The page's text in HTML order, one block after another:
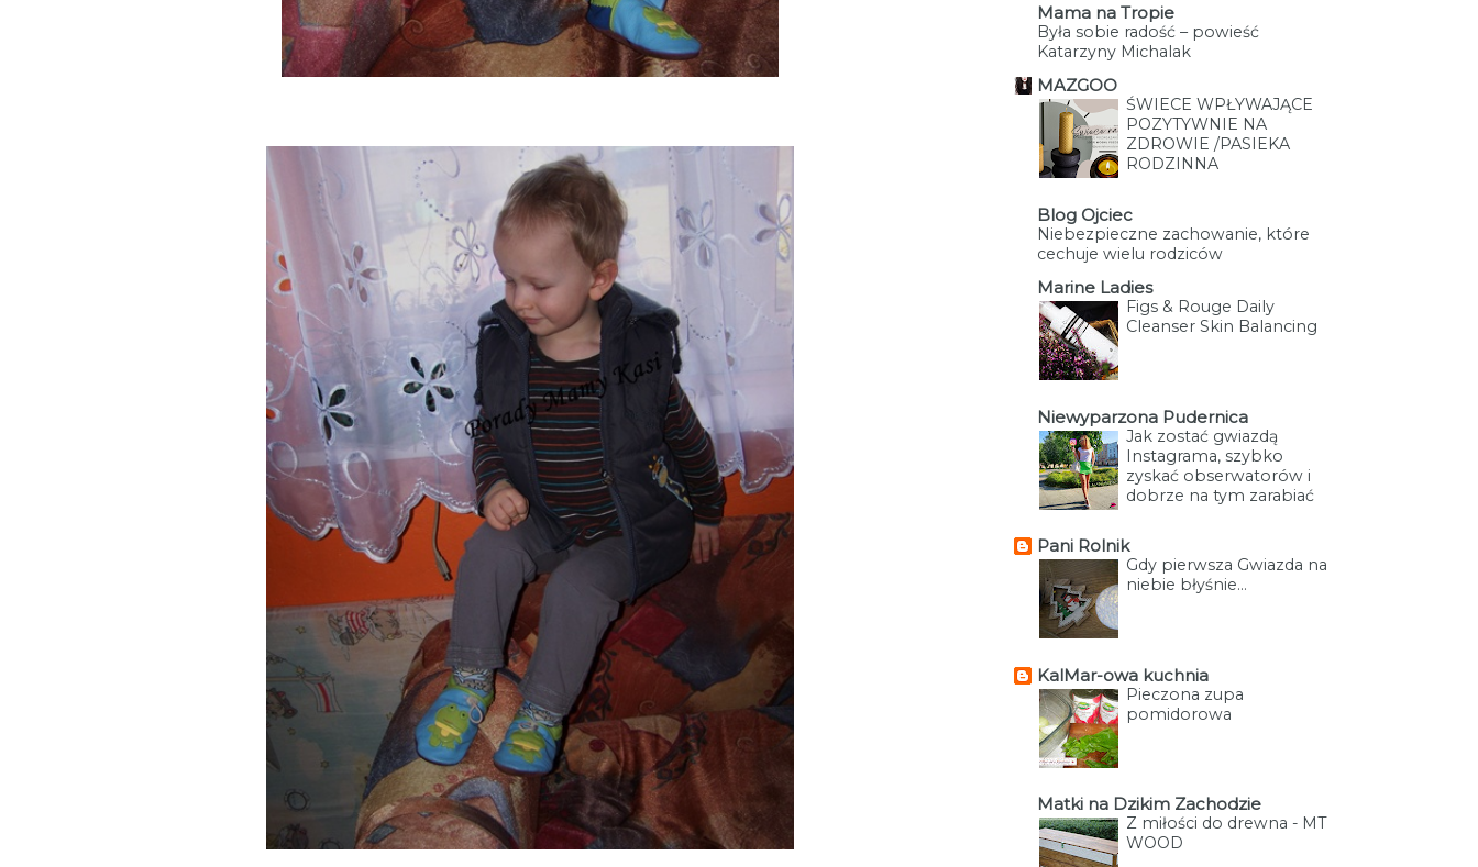
Mama na Tropie
Była sobie radość – powieść
Katarzyny Michalak
MAZGOO
ŚWIECE WPŁYWAJĄCE
POZYTYWNIE NA
ZDROWIE /PASIEKA
RODZINNA
Blog Ojciec
Niebezpieczne zachowanie, które
cechuje wielu rodziców
Marine Ladies
Figs & Rouge Daily
Cleanser Skin Balancing
Niewyparzona Pudernica
Jak zostać gwiazdą
Instagrama, szybko
zyskać obserwatorów i
dobrze na tym zarabiać
Pani Rolnik
Gdy pierwsza Gwiazda na
niebie błyśnie...
KalMar-owa kuchnia
Pieczona zupa
pomidorowa
Matki na Dzikim Zachodzie
Z miłości do drewna - MT
WOOD